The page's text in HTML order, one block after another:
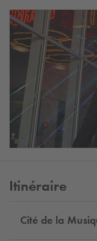
Itinéraire
Cité de la